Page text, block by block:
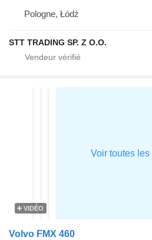
Pologne, Łódź
STT TRADING SP. Z O.O.
VIDÉO
Volvo FMX 460